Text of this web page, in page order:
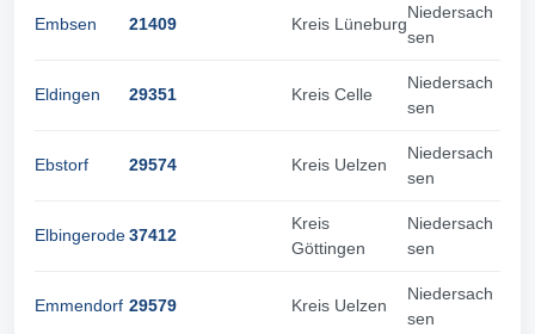
Embsen 21409 Kreis Lüneburg
Niedersach
sen
Eldingen 29351 Kreis Celle
Niedersach
sen
Ebstorf 29574 Kreis Uelzen
Niedersach
sen
Elbingerode37412
Kreis
Göttingen
Niedersach
sen
Emmendorf 29579 Kreis Uelzen
Niedersach
sen